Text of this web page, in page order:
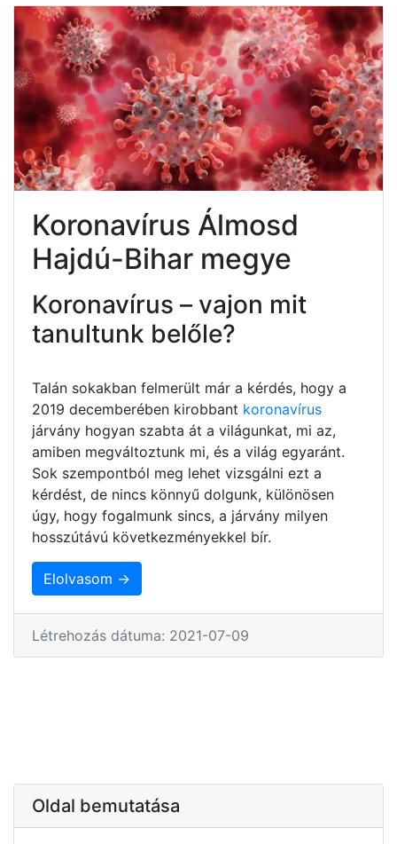
Koronavírus Álmosd
Hajdú-Bihar megye
Koronavírus – vajon mit
tanultunk belőle?
Talán sokakban felmerült már a kérdés, hogy a
2019 decemberében kirobbant koronavírus
járvány hogyan szabta át a világunkat, mi az,
amiben megváltoztunk mi, és a világ egyaránt.
Sok szempontból meg lehet vizsgálni ezt a
kérdést, de nincs könnyű dolgunk, különösen
úgy, hogy fogalmunk sincs, a járvány milyen
hosszútávú következményekkel bír.
Elolvasom →
Létrehozás dátuma: 2021-07-09
Oldal bemutatása